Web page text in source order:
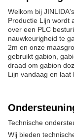
Welkom bij
Productie Lijn wordt
over een PLC
nauwkeurigheid te
2m en onze
gebruikt gabion,
draad om gabion
Lijn vandaag en
Technische
Wij bieden